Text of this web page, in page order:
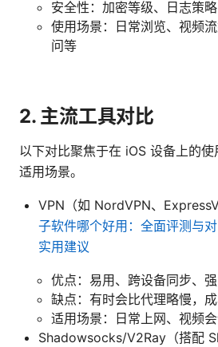
安全性：加密等级、日志策
使用场景：日常浏览、视频
问等
2. 主流工具对比
以下对比聚焦于在 iOS 设备上的
适用场景。
VPN（如 NordVPN、
子软件哪个好用：全面评测与
实用建议
优点：易用、跨设备同步、
缺点：有时会比代理略慢，
适用场景：日常上网、视频
Shadowsocks/V2Ray（搭配